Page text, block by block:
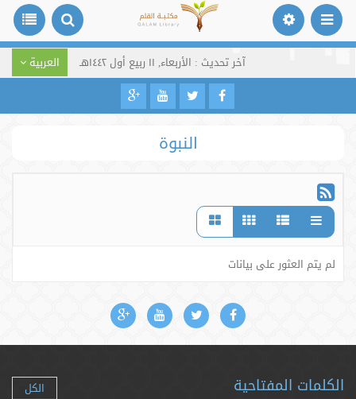
آخر تحديث : الأربعاء, ١١ ربيع أول ١٤٤٢هـ العربية
النبوة
لم يتم العثور على بيانات
الكلمات المفتاحية الكل